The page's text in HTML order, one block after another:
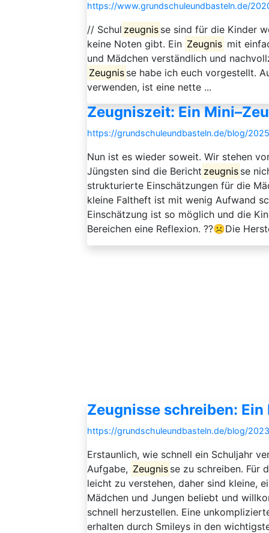
https://www.grundschuleundbasteln.de/
// Schul zeugnis se sind für die Kinder
keine Noten gibt. Ein Zeugnis mit
und Mädchen verständlich und
Zeugnis se habe ich euch vorgestellt.
verwenden, ist eine nette ...
Zeugniszeit: Ein
https://grundschuleundbasteln.de/blog/
Nun ist es wieder soweit. Wir stehen
Jüngsten sind die Bericht zeugnis se
strukturierte Einschätzungen für die
kleine Faltheft ist mit wenig Aufwand
Einschätzung ist so möglich und die
Bereichen eine Reflexion. ??☹️Die
Zeugnisse schreiben:
https://grundschuleundbasteln.de/blog/
Erstaunlich, wie schnell ein Schuljahr
Aufgabe, Zeugnis se zu schreiben. Für
leicht zu verstehen, daher sind kleine,
Mädchen und Jungen beliebt und
schnell herzustellen. Eine
erhalten durch Smileys in den